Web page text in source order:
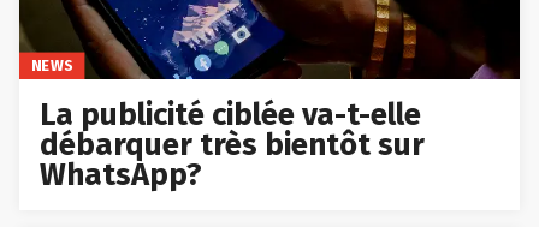
NEWS
La publicité ciblée va-t-elle
débarquer très bientôt sur
WhatsApp?